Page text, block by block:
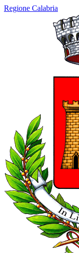
Regione Calabria